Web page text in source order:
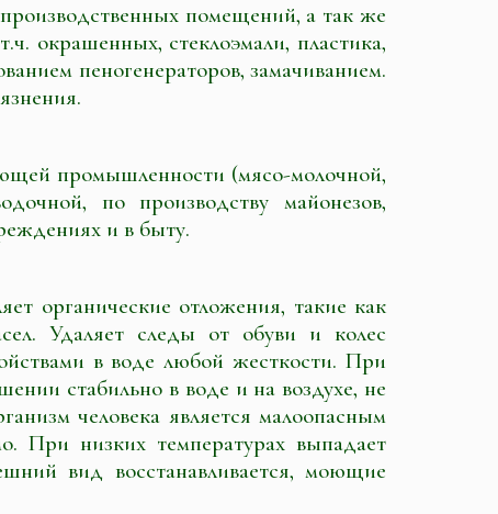
помещений, а так же
окрашенных, стеклоэмали, пластика,
пеногенераторов, замачиванием.
промышленности (мясо-молочной,
по производству майонезов,
и в быту.
органические отложения, такие как
Удаляет следы от обуви и колес
в воде любой жесткости. При
стабильно в воде и на воздухе, не
человека является малоопасным
При низких температурах выпадает
вид восстанавливается, моющие